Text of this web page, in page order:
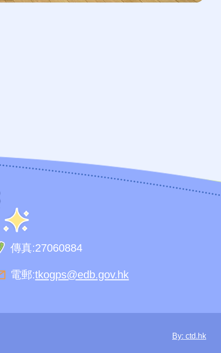
傳真:27060884
電郵:tkogps@edb.gov.hk
By: ctd.hk